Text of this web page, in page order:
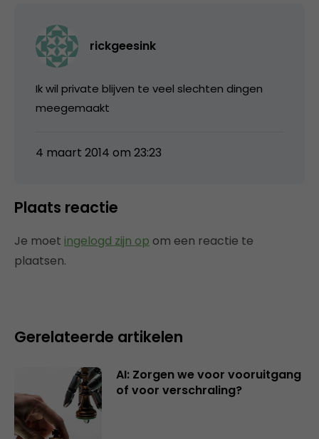
rickgeesink
Ik wil private blijven te veel slechten dingen
meegemaakt
4 maart 2014 om 23:23
Plaats reactie
Je moet ingelogd zijn op om een reactie te
plaatsen.
Gerelateerde artikelen
AI: Zorgen we voor vooruitgang
of voor verschraling?